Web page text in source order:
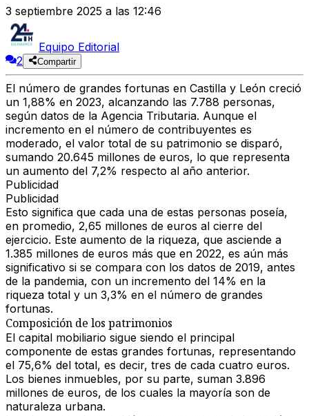
3 septiembre 2025 a las 12:46
Equipo Editorial
2
Compartir
El número de grandes fortunas en Castilla y León creció
un 1,88% en 2023, alcanzando las 7.788 personas,
según datos de la Agencia Tributaria. Aunque el
incremento en el número de contribuyentes es
moderado, el valor total de su patrimonio se disparó,
sumando 20.645 millones de euros, lo que representa
un aumento del 7,2% respecto al año anterior.
Publicidad
Publicidad
Esto significa que cada una de estas personas poseía,
en promedio, 2,65 millones de euros al cierre del
ejercicio. Este aumento de la riqueza, que asciende a
1.385 millones de euros más que en 2022, es aún más
significativo si se compara con los datos de 2019, antes
de la pandemia, con un incremento del 14% en la
riqueza total y un 3,3% en el número de grandes
fortunas.
Composición de los patrimonios
El capital mobiliario sigue siendo el principal
componente de estas grandes fortunas, representando
el 75,6% del total, es decir, tres de cada cuatro euros.
Los bienes inmuebles, por su parte, suman 3.896
millones de euros, de los cuales la mayoría son de
naturaleza urbana.